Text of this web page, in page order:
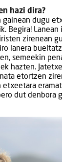
hazi dira?
gainean dugu
Begira! Lanean
zirenean
lanera
semeekin
hazten.
etortzen
etxeetara
dut denbora